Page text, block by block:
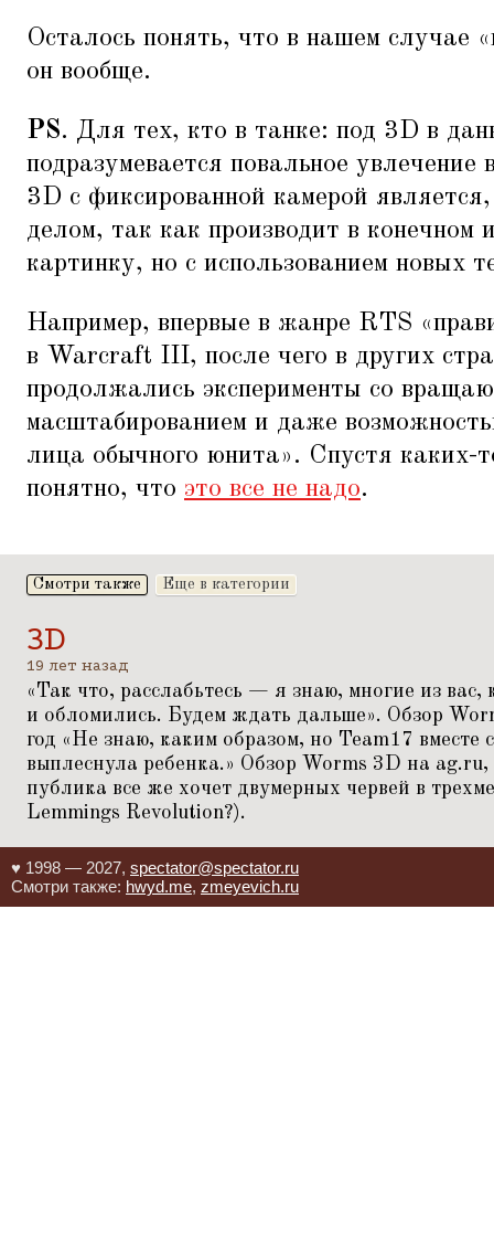
Осталось понять, что в нашем случае «
он вообще.
PS. Для тех, кто в танке: под 3D в
подразумевается повальное увлечение
3D c фиксированной камерой является,
делом, так как производит в конечном
картинку, но с использованием новых
Например, впервые в жанре RTS «
в Warcraft III, после чего в других
продолжались эксперименты со
масштабированием и даже
лица обычного юнита». Спустя каких-
понятно, что это все не надо.
Смотри также Еще в категории
3D
19 лет назад
«Так что, расслабьтесь — я знаю, многие из
и обломились. Будем ждать дальше». Обзор
год «Не знаю, каким образом, но Team17 вместе
выплеснула ребенка.» Обзор Worms 3D на
публика все же хочет двумерных червей в
Lemmings Revolution?).
♥ 1998 — 2027, spectator@spectator.ru
Смотри также: hwyd.me, zmeyevich.ru